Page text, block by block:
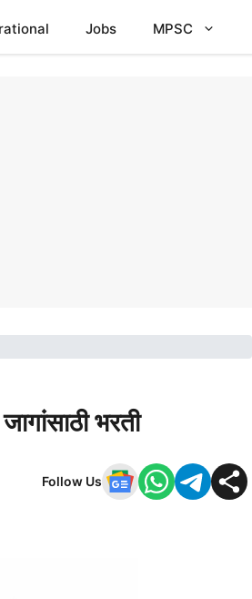
Jobs MPSC
भरती
Follow Us